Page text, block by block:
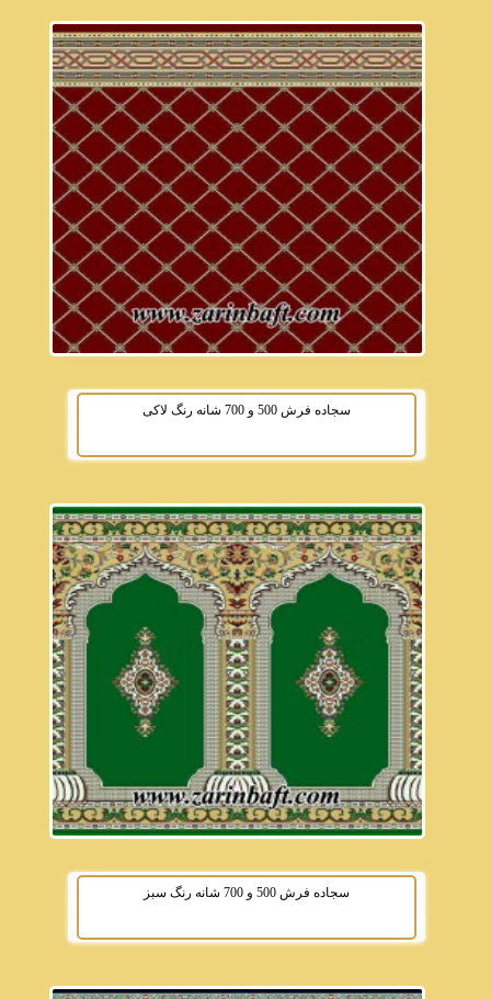
سجاده فرش 500 و 700 شانه رنگ لاکی
سجاده فرش 500 و 700 شانه رنگ سبز